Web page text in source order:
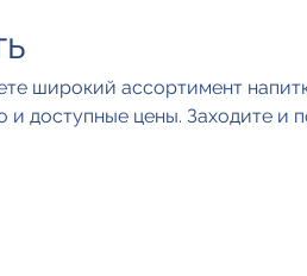
широкий ассортимент
и доступные цены. Заходите и